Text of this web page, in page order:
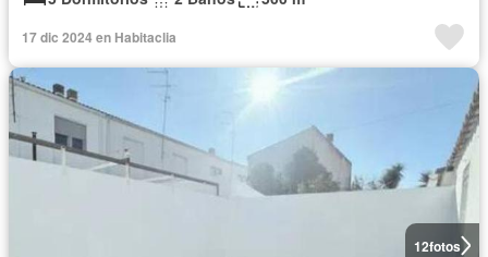
17 dic 2024 en Habitaclia
12fotos